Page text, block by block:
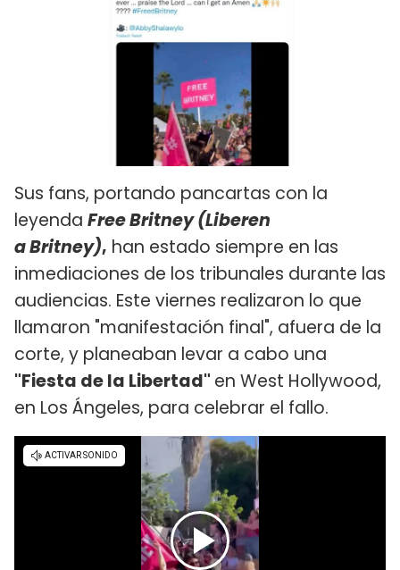
Sus fans, portando pancartas con la
leyenda Free Britney (Liberen
a Britney), han estado siempre en las
inmediaciones de los tribunales durante las
audiencias. Este viernes realizaron lo que
llamaron "manifestación final", afuera de la
corte, y planeaban levar a cabo una
"Fiesta de la Libertad" en West Hollywood,
en Los Ángeles, para celebrar el fallo.